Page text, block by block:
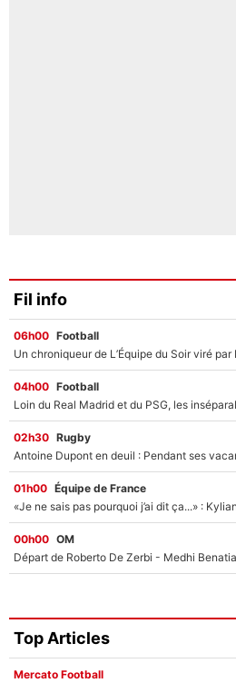
Fil info
06h00 Football
04h00 Football
02h30 Rugby
01h00 Équipe de France
00h00 OM
Top Articles
Mercato Football